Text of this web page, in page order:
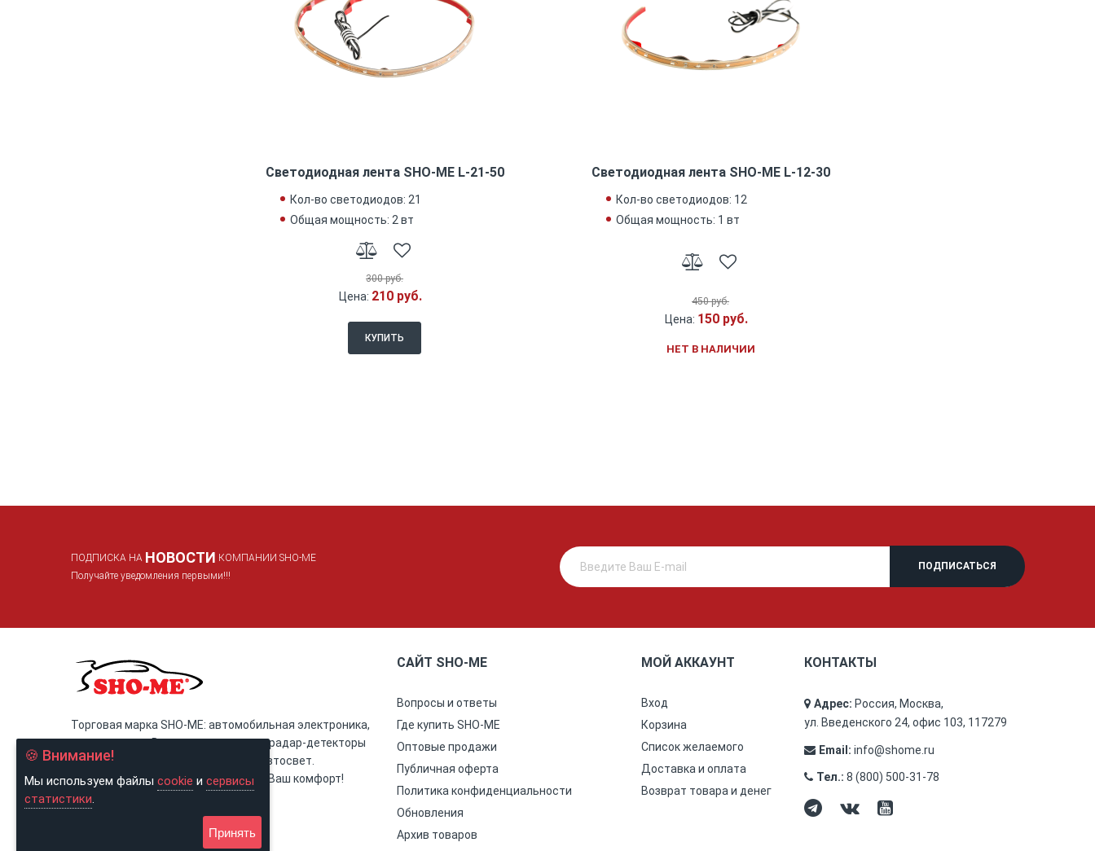
🍪 Внимание!
Мы используем файлы cookie и сервисы
статистики.
Принять
Светодиодная лента SHO-ME L-21-50
Кол-во светодиодов: 21
Общая мощность: 2 вт
300 руб.
Цена: 210 руб.
КУПИТЬ
Светодиодная лента SHO-ME L-12-30
Кол-во светодиодов: 12
Общая мощность: 1 вт
450 руб.
Цена: 150 руб.
НЕТ В НАЛИЧИИ
ПОДПИСКА НА НОВОСТИ КОМПАНИИ SHO-ME
Получайте уведомления первыми!!!
Торговая марка SHO-ME: автомобильная электроника,
светотехника. Видеорегистраторы, радар-детекторы
(антирадары), Комбо-устройства, автосвет.
SHO-ME: помогаем контролировать Ваш комфорт!
САЙТ SHO-ME
Вопросы и ответы
Где купить SHO-ME
Оптовые продажи
Публичная оферта
Политика конфиденциальности
Обновления
Архив товаров
МОЙ АККАУНТ
Вход
Корзина
Список желаемого
Доставка и оплата
Возврат товара и денег
КОНТАКТЫ
Адрес: Россия, Москва,
ул. Введенского 24, офис 103, 117279
Email: info@shome.ru
Тел.: 8 (800) 500-31-78